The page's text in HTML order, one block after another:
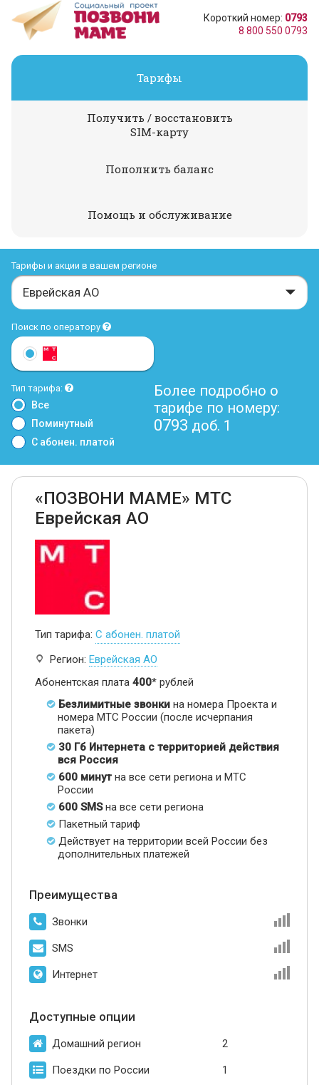
Короткий номер: 0793
8 800 550 0793
Тарифы
Получить / восстановить
SIM-карту
Пополнить баланс
Помощь и обслуживание
Тарифы и акции в вашем регионе
Еврейская АО
Поиск по оператору
Тип тарифа:
Все
Поминутный
С абонен. платой
Более подробно о
тарифе по номеру:
0793 доб. 1
«ПОЗВОНИ МАМЕ» МТС
Еврейская АО
Тип тарифа: С абонен. платой
Регион: Еврейская АО
Абонентская плата 400* рублей
Безлимитные звонки на номера Проекта и
номера МТС России (после исчерпания
пакета)
30 Гб Интернета с территорией действия
вся Россия
600 минут на все сети региона и МТС
России
600 SMSна все сети региона
Пакетный тариф
Действует на территории всей России без
дополнительных платежей
Преимущества
Звонки
SMS
Интернет
Доступные опции
Домашний регион 2
Поездки по России 1